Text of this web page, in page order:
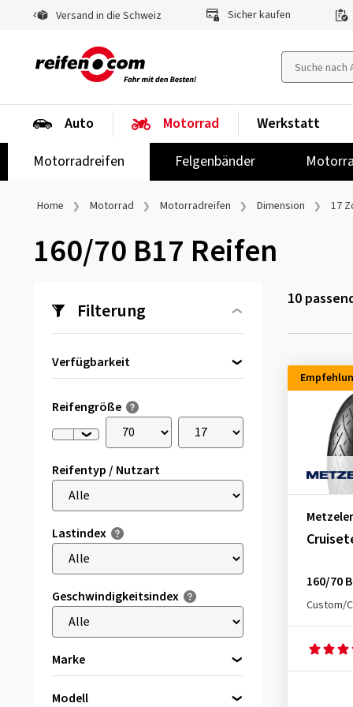
Versand in die Schweiz Sicher kaufen
Auto
Motorrad
Motorradreifen
Felgenbänder
Werkstatt
Home Motorrad Motorradreifen Dimension 17
160/70 B17 Reifen
Filterung
Verfügbarkeit
Reifengröße
Reifentyp / Nutzart
Lastindex
Geschwindigkeitsindex
Marke
Modell
10
Metzeler
160/70
Custom/